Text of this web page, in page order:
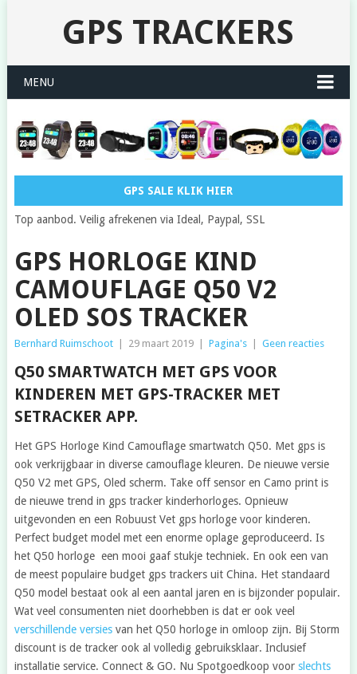
GPS TRACKERS
MENU
GPS SALE KLIK HIER
Top aanbod. Veilig afrekenen via Ideal, Paypal, SSL
GPS HORLOGE KIND
CAMOUFLAGE Q50 V2
OLED SOS TRACKER
Bernhard Ruimschoot 29 maart 2019 Pagina's Geen reacties
Q50 SMARTWATCH MET GPS VOOR
KINDEREN MET GPS-TRACKER MET
SETRACKER APP.
Het GPS Horloge Kind Camouflage smartwatch Q50. Met gps is
ook verkrijgbaar in diverse camouflage kleuren. De nieuwe versie
Q50 V2 met GPS, Oled scherm. Take off sensor en Camo print is
de nieuwe trend in gps tracker kinderhorloges. Opnieuw
uitgevonden en een Robuust Vet gps horloge voor kinderen.
Perfect budget model met een enorme oplage geproduceerd. Is
het Q50 horloge een mooi gaaf stukje techniek. En ook een van
de meest populaire budget gps trackers uit China. Het standaard
Q50 model bestaat ook al een aantal jaren en is bijzonder populair.
Wat veel consumenten niet doorhebben is dat er ook veel
verschillende versiesvan het Q50 horloge in omloop zijn. Bij Storm
discount is de tracker ook al volledig gebruiksklaar. Inclusief
installatie service. Connect & GO. Nu Spotgoedkoop voor slechts